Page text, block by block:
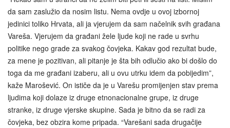
da sam zaslužio da nosim listu. Nema ovdje u ovoj izbornoj
jedinici toliko Hrvata, ali ja vjerujem da sam načelnik svih građana
Vareša. Vjerujem da građani žele ljude koji ne rade u svrhu
politike nego grade za svakog čovjeka. Kakav god rezultat bude,
za mene je pozitivan, ali pitanje je šta bih odlučio ako bi došlo do
toga da me građani izaberu, ali u ovu utrku idem da pobijedim”,
kaže Marošević. On ističe da je u Varešu promijenjen stav prema
ljudima koji dolaze iz druge etnonacionalne grupe, iz druge
stranke, iz druge vjerske skupine. Sada je bitno da se radi za
čovjeka, bez obzira kome pripada. “Varešani sada drugačije